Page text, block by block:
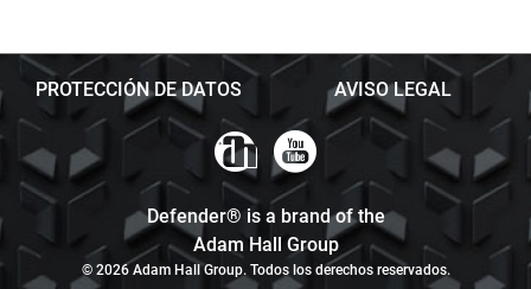
PROTECCIÓN DE DATOS AVISO LEGAL
Defender® is a brand of the
Adam Hall Group
© 2026 Adam Hall Group. Todos los derechos reservados.